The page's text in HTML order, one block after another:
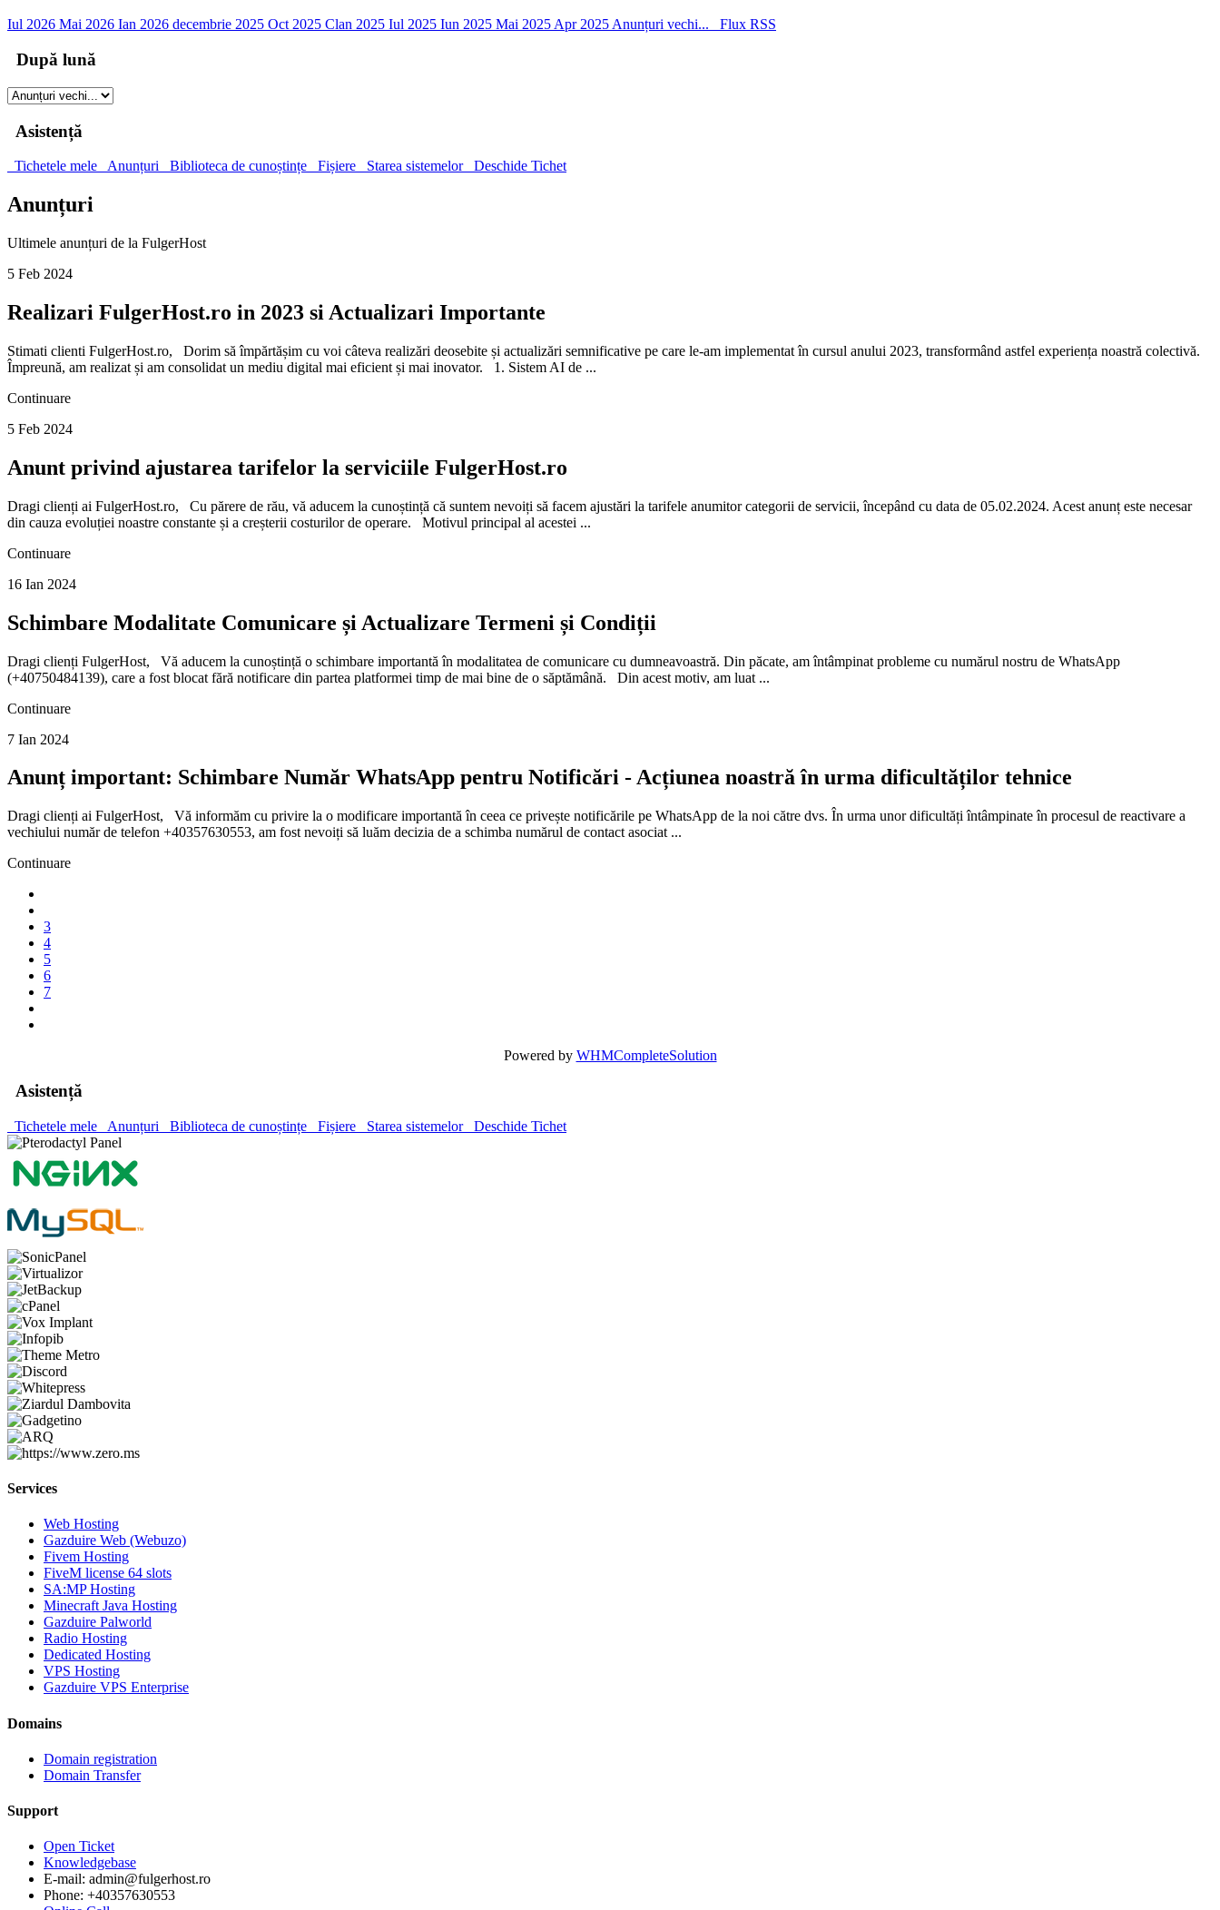
Iul 2026 Mai 2026 Ian 2026 decembrie 2025 Oct 2025 Clan 2025 Iul 2025 Iun 2025 Mai 2025Apr 2025Anunțuri vechi... Flux RSS
După lună
Asistență
Tichetele mele Anunțuri Biblioteca de cunoștințe Fișiere Starea sistemelor Deschide Tichet
Anunțuri
Ultimele anunțuri de la FulgerHost
5 Feb 2024
Realizari FulgerHost.ro in 2023 si Actualizari Importante
Stimati clienti FulgerHost.ro, Dorim să împărtășim cu voi câteva realizări deosebite și actualizări semnificative pe care le-am implementat în cursul anului 2023, transformând astfel experiența noastră colectivă.
Împreună, am realizat și am consolidat un mediu digital mai eficient și mai inovator. 1. Sistem AI de ...
Continuare
5 Feb 2024
Anunt privind ajustarea tarifelor la serviciile FulgerHost.ro
Dragi clienți ai FulgerHost.ro, Cu părere de rău, vă aducem la cunoștință că suntem nevoiți să facem ajustări la tarifele anumitor categorii de servicii, începând cu data de 05.02.2024. Acest anunț este necesar
din cauza evoluției noastre constante și a creșterii costurilor de operare. Motivul principal al acestei ...
Continuare
16 Ian 2024
Schimbare Modalitate Comunicare și Actualizare Termeni și Condiții
Dragi clienți FulgerHost, Vă aducem la cunoștință o schimbare importantă în modalitatea de comunicare cu dumneavoastră. Din păcate, am întâmpinat probleme cu numărul nostru de WhatsApp
(+40750484139), care a fost blocat fără notificare din partea platformei timp de mai bine de o săptămână. Din acest motiv, am luat ...
Continuare
7 Ian 2024
Anunț important: Schimbare Număr WhatsApp pentru Notificări - Acțiunea noastră în urma dificultăților tehnice
Dragi clienți ai FulgerHost, Vă informăm cu privire la o modificare importantă în ceea ce privește notificările pe WhatsApp de la noi către dvs. În urma unor dificultăți întâmpinate în procesul de reactivare a
vechiului număr de telefon +40357630553, am fost nevoiți să luăm decizia de a schimba numărul de contact asociat ...
Continuare
3
4
5
6
7
Powered by WHMCompleteSolution
Asistență
Tichetele mele Anunțuri Biblioteca de cunoștințe Fișiere Starea sistemelor Deschide Tichet
Services
Web Hosting
Gazduire Web (Webuzo)
Fivem Hosting
FiveM license 64 slots
SA:MP Hosting
Minecraft Java Hosting
Gazduire Palworld
Radio Hosting
Dedicated Hosting
VPS Hosting
Gazduire VPS Enterprise
Domains
Domain registration
Domain Transfer
Support
Open Ticket
Knowledgebase
E-mail: admin@fulgerhost.ro
Phone: +40357630553